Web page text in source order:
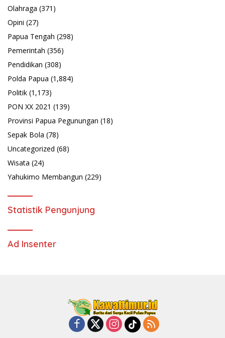
Olahraga (371)
Opini (27)
Papua Tengah (298)
Pemerintah (356)
Pendidikan (308)
Polda Papua (1,884)
Politik (1,173)
PON XX 2021 (139)
Provinsi Papua Pegunungan (18)
Sepak Bola (78)
Uncategorized (68)
Wisata (24)
Yahukimo Membangun (229)
Statistik Pengunjung
Ad Insenter